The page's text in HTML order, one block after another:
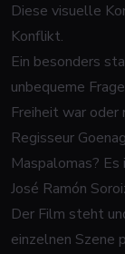
Diese visuelle
Konflikt.
Ein besonders
unbequeme
Freiheit war oder
Regisseur
Maspalomas?
José Ramón
Der Film steht
einzelnen Szene